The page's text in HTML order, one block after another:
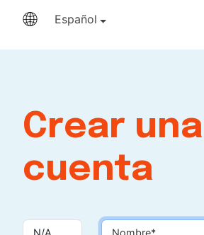
Español
Crear una
cuenta